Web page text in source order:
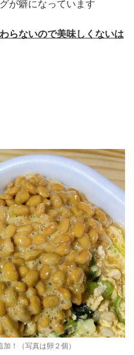
が癖になっています
らないので美味しくないは
！（写真は卵２個）